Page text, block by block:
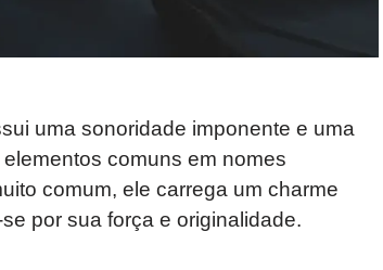
uma sonoridade imponente e uma
comuns em nomes
comum, ele carrega um charme
por sua força e originalidade.